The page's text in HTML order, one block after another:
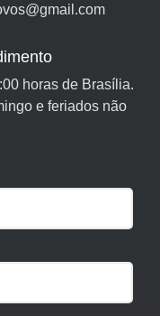
horas de Brasília.
e feriados não